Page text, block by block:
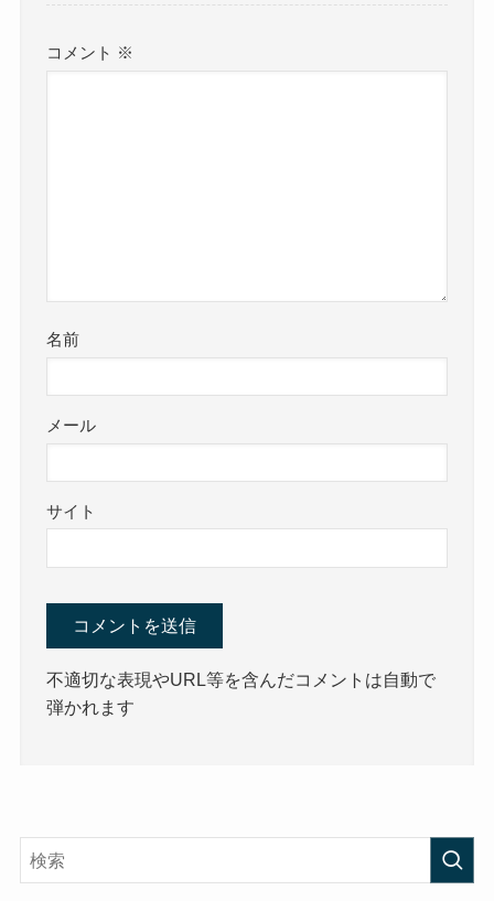
コメント ※
名前
メール
サイト
不適切な表現やURL等を含んだコメントは自動で
弾かれます